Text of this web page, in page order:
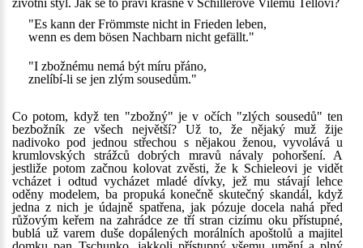
životní styl. Jak se to praví krásně v Schillerově Vilému Tellovi?
"Es kann der Frömmste nicht in Frieden leben,
wenn es dem bösen Nachbarn nicht gefällt."
"I zbožnému nemá být míru přáno,
znelíbí-li se jen zlým sousedům."
Co potom, když ten "zbožný" je v očích "zlých sousedů" ten
bezbožník ze všech největší? Už to, že nějaký muž žije
nadivoko pod jednou střechou s nějakou ženou, vyvolává u
krumlovských strážců dobrých mravů návaly pohoršení. A
jestliže potom začnou kolovat zvěsti, že k Schieleovi je vidět
vcházet i odtud vycházet mladé dívky, jež mu stávají lehce
oděny modelem, ba propuká konečně skutečný skandál, když
jedna z nich je údajně spatřena, jak pózuje docela nahá před
růžovým keřem na zahrádce ze tří stran cizímu oku přístupné,
bublá už varem duše dopálených morálních apoštolů a majitel